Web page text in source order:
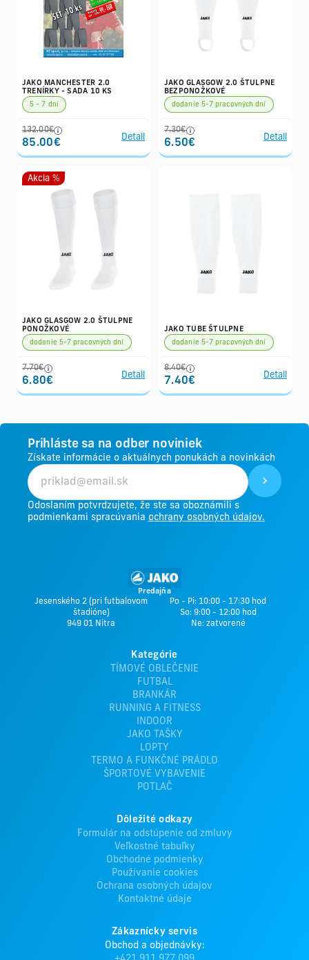
JAKO MANCHESTER 2.0
TRENÍRKY - SADA 10 KS
5 - 7 dní
132.00€
85.00€
Detail
JAKO GLASGOW 2.0 ŠTULPNE
BEZPONOŽKOVÉ
dodanie 5-7 pracovných dní
7.30€
6.50€
Detail
Akcia %
JAKO GLASGOW 2.0 ŠTULPNE
PONOŽKOVÉ
dodanie 5-7 pracovných dní
7.70€
6.80€
Detail
JAKO TUBE ŠTULPNE
dodanie 5-7 pracovných dní
8.40€
7.40€
Detail
Prihláste sa na odber noviniek
Získate informácie o aktuálnych ponukách a novinkách
Odoslaním potvrdzujete, že ste sa oboznámili s
podmienkami spracúvania ochrany osobných údajov.
Predajňa
Jesenského 2 (pri futbalovom
štadióne)
949 01 Nitra
Po - Pi: 10:00 - 17:30 hod
So: 9:00 - 12:00 hod
Ne: zatvorené
Kategórie
TÍMOVÉ OBLEČENIE
FUTBAL
BRANKÁR
RUNNING A FITNESS
INDOOR
JAKO TAŠKY
LOPTY
TERMO A FUNKČNÉ PRÁDLO
ŠPORTOVÉ VYBAVENIE
POTLAČ
Dôležité odkazy
Formulár na odstúpenie od zmluvy
Veľkostné tabuľky
Obchodné podmienky
Používanie cookies
Ochrana osobných údajov
Kontaktné údaje
Zákaznícky servis
Obchod a objednávky: